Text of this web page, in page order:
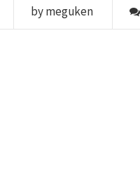
by meguken